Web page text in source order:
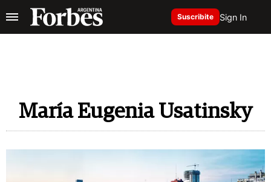
Suscribite Sign In
María Eugenia Usatinsky